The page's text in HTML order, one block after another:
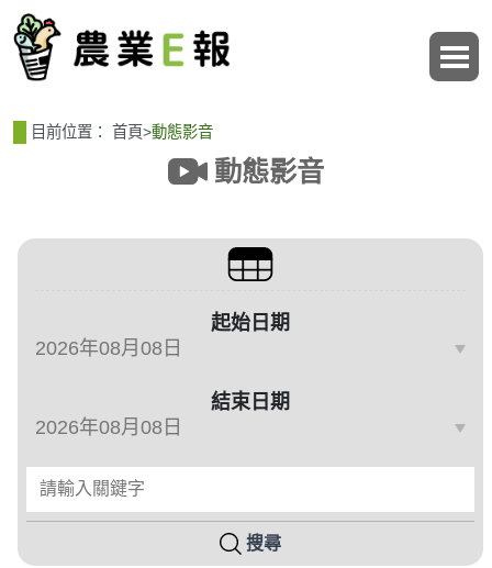
目前位置： 首頁>動態影音
動態影音
篩選、排序與主題分類
起始日期
結束日期
請輸入關鍵字
搜尋